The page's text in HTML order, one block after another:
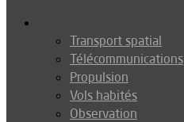
Transport spatial
Télécommunications
Propulsion
Vols habités
Observation